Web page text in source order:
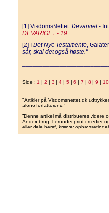
[1] VisdomsNettet: Devariget­-
DEVARIGET - 19
[2] I Det Nye Testamente,
sår, skal det også høste."
Side : 1 | 2 | 3 | 4 | 5 | 6 | 7 | 8 | 9 | 10
"Artikler på Visdomsnettet.dk
alene forfatterens.”
”Denne artikel må distribueres videre
Anden brug, herunder print i medier
eller dele heraf, kræver